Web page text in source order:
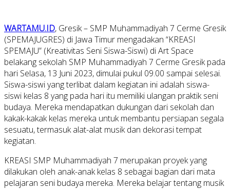
WARTAMU.ID, Gresik – SMP Muhammadiyah 7 Cerme Gresik
(SPEMAJUGRES) di Jawa Timur mengadakan “KREASI
SPEMAJU” (Kreativitas Seni Siswa-Siswi) di Art Space
belakang sekolah SMP Muhammadiyah 7 Cerme Gresik pada
hari Selasa, 13 Juni 2023, dimulai pukul 09.00 sampai selesai.
Siswa-siswi yang terlibat dalam kegiatan ini adalah siswa-
siswi kelas 8 yang pada hari itu memiliki ulangan praktik seni
budaya. Mereka mendapatkan dukungan dari sekolah dan
kakak-kakak kelas mereka untuk membantu persiapan segala
sesuatu, termasuk alat-alat musik dan dekorasi tempat
kegiatan.
KREASI SMP Muhammadiyah 7 merupakan proyek yang
dilakukan oleh anak-anak kelas 8 sebagai bagian dari mata
pelajaran seni budaya mereka. Mereka belajar tentang musik